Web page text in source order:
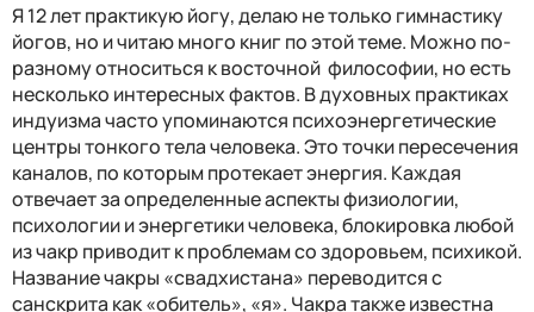
Я 12 лет практикую йогу, делаю не только гимнастику
йогов, но и читаю много книг по этой теме. Можно по-
разному относиться к восточной философии, но есть
несколько интересных фактов. В духовных практиках
индуизма часто упоминаются психоэнергетические
центры тонкого тела человека. Это точки пересечения
каналов, по которым протекает энергия. Каждая
отвечает за определенные аспекты физиологии,
психологии и энергетики человека, блокировка любой
из чакр приводит к проблемам со здоровьем, психикой.
Название чакры «свадхистана» переводится с
санскрита как «обитель», «я». Чакра также известна